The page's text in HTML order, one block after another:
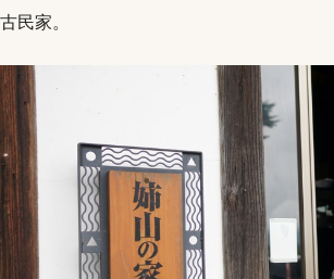
古民家。